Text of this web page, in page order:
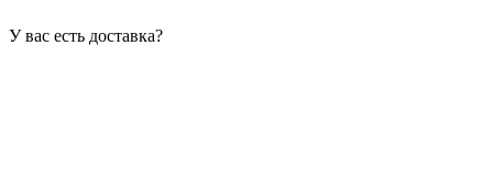
У вас есть доставка?